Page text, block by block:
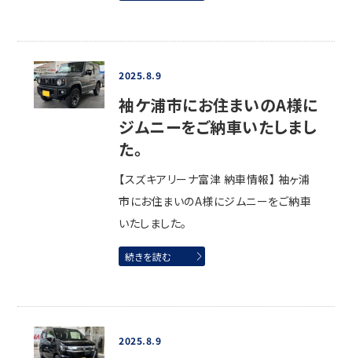
2025.8.9
袖ケ浦市にお住まいのA様に
ジムニーをご納車いたしまし
た。
【スズキアリーナ富津 納車情報】 袖ヶ浦
市にお住まいのA様にジムニーをご納車
いたしました。
続きを読む
2025.8.9